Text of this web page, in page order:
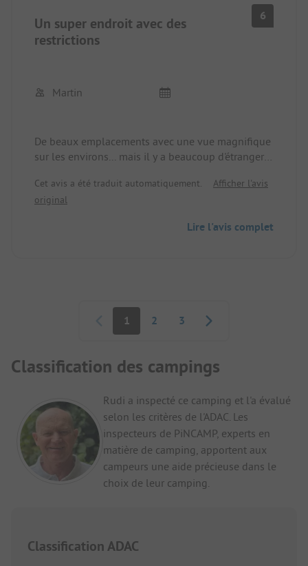
Un super endroit avec des
restrictions
6
Martin
De beaux emplacements avec une vue magnifique
sur les environs... mais il y a beaucoup d'étrangers
travers le camping pour explorer l'île en aval........
Limite nettement le plaisir de l'installation qui
Cet avis a été traduit automatiquement.
Afficher l'avis
original
Lire l'avis complet
1 2 3
Classification des campings
Rudi a inspecté ce camping et l'a évalué
selon les critères de l'ADAC. Les
inspecteurs de PiNCAMP, experts en
matière de camping, apportent aux
campeurs une aide précieuse dans le
choix de leur camping.
Classification ADAC